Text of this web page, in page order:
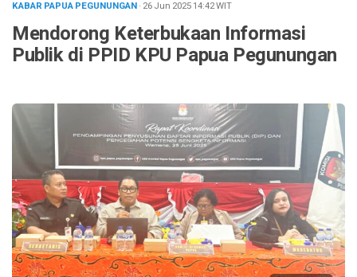
KABAR PAPUA PEGUNUNGAN· 26 Jun 202514:42WIT
Mendorong Keterbukaan Informasi
Publik di PPID KPU Papua Pegunungan